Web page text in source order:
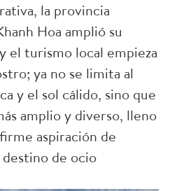
la provincia
Hoa amplió su
el turismo local empieza
ya no se limita al
y el sol cálido, sino que
amplio y diverso, lleno
aspiración de
de ocio